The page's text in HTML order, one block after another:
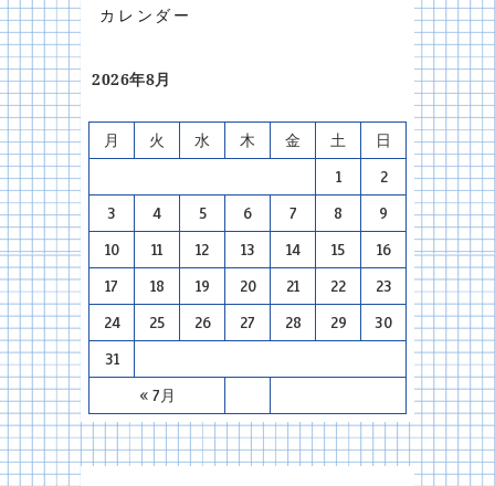
カレンダー
2026年8月
月 火 水 木 金 土 日
« 7月
1 2
3 4 5 6 7 8 9
10 11 12 13 14 15 16
17 18 19 20 21 22 23
24 25 26 27 28 29 30
31